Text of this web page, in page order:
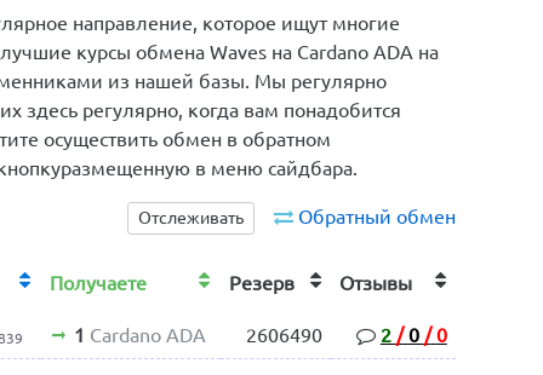
направление, которое ищут многие
курсы обмена Waves на Cardano ADA на
из нашей базы. Мы регулярно
здесь регулярно, когда вам понадобится
осуществить обмен в обратном
в меню сайдбара.
Обратный обмен
Отслеживать
Получаете Резерв Отзывы
1 Cardano ADA 2606490 2 / 0 / 0